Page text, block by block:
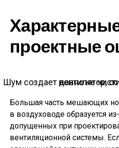
проектные
Шум создает вентилятор, особенно, если его давно
Большая часть мешающих
в воздуховоде образуется
допущенных при
вентиляционной системы.